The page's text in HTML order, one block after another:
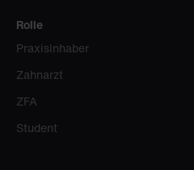
Rolle
Praxisinhaber
Zahnarzt
ZFA
Student